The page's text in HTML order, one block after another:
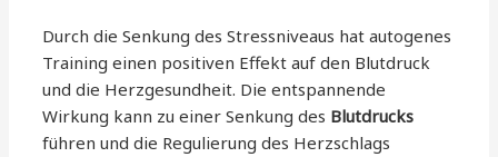
Durch die Senkung des Stressniveaus hat autogenes
Training einen positiven Effekt auf den Blutdruck
und die Herzgesundheit. Die entspannende
Wirkung kann zu einer Senkung des Blutdrucks
führen und die Regulierung des Herzschlags